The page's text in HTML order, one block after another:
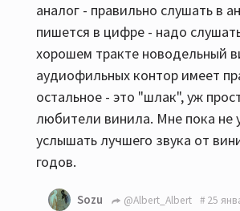
аналог - правильно слушать в
пишется в цифре - надо
хорошем тракте новодельный
аудиофильных контор имеет
остальное - это "шлак", уж
любители винила. Мне пока не
услышать лучшего звука от
годов.
Sozu @Albert_Albert 25